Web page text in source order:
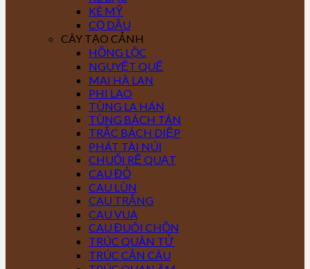
KÈ MỸ
CỌ DẦU
CÂY TẠO CẢNH
HỒNG LỘC
NGUYỆT QUẾ
MAI HÀ LAN
PHI LAO
TÙNG LA HÁN
TÙNG BÁCH TÁN
TRẮC BÁCH DIỆP
PHÁT TÀI NÚI
CHUỐI RẼ QUẠT
CAU ĐỎ
CAU LÙN
CAU TRẮNG
CAU VUA
CAU ĐUÔI CHỒN
TRÚC QUÂN TỬ
TRÚC CẦN CÂU